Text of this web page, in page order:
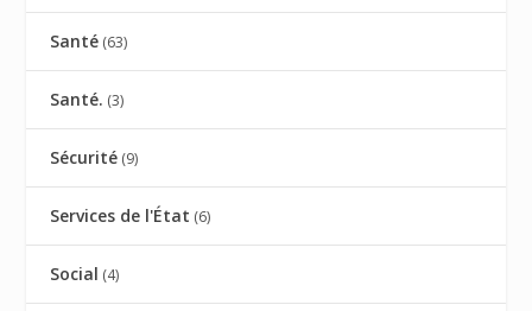
Santé (63)
Santé. (3)
Sécurité (9)
Services de l'État (6)
Social (4)